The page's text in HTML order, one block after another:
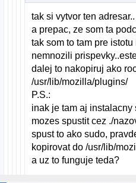
tak si vytvor ten adresar..
a prepac, ze som ta
tak som to tam pre
nemnozili
dalej to nakopiruj ako
/usr/lib/mozilla/plugins/
P.S.:
inak je tam aj instalacny
mozes spustit cez ./
spust to ako sudo,
kopirovat do /usr/lib/
a uz to funguje teda?